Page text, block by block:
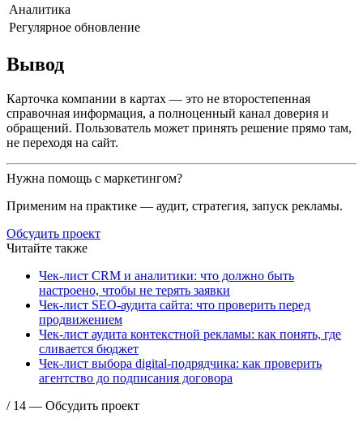
Аналитика
Регулярное обновление
Вывод
Карточка компании в картах — это не второстепенная
справочная информация, а полноценный канал доверия и
обращений. Пользователь может принять решение прямо там,
не переходя на сайт.
Нужна помощь с маркетингом?
Применим на практике — аудит, стратегия, запуск рекламы.
Обсудить проект
Читайте также
Чек-лист CRM и аналитики: что должно быть
настроено, чтобы не терять заявки
Чек-лист SEO-аудита сайта: что проверить перед
продвижением
Чек-лист аудита контекстной рекламы: как понять, где
сливается бюджет
Чек-лист выбора digital-подрядчика: как проверить
агентство до подписания договора
/ 14 — Обсудить проект